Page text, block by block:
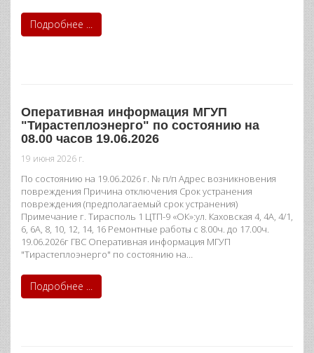
Подробнее ...
Оперативная информация МГУП
"Тирастеплоэнерго" по состоянию на
08.00 часов 19.06.2026
19 июня 2026 г.
По состоянию на 19.06.2026 г. № п/п Адрес возникновения
повреждения Причина отключения Срок устранения
повреждения (предполагаемый срок устранения)
Примечание г. Тирасполь 1 ЦТП-9 «ОК»:ул. Каховская 4, 4А, 4/1,
6, 6А, 8, 10, 12, 14, 16 Ремонтные работы с 8.00ч. до 17.00ч.
19.06.2026г ГВС Оперативная информация МГУП
"Тирастеплоэнерго" по состоянию на…
Подробнее ...